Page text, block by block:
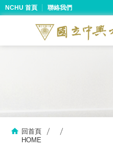
NCHU 首頁 聯絡我們
回首頁
HOME